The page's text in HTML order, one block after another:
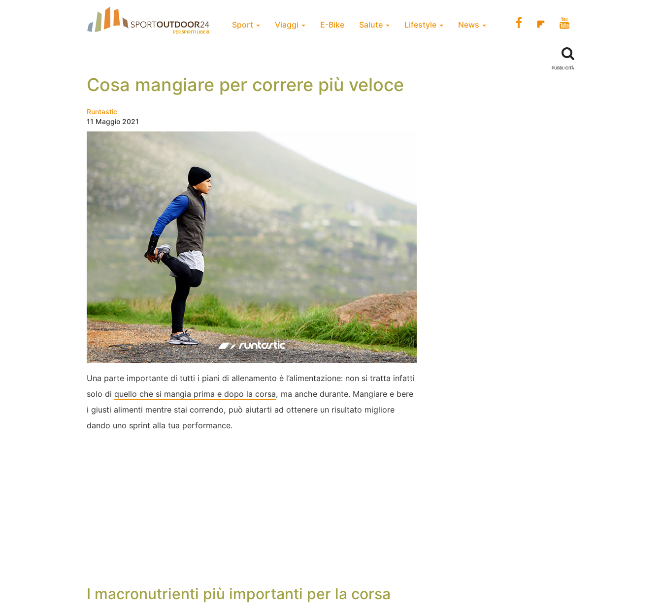
Sport Viaggi E-Bike Salute Lifestyle News
Cosa mangiare per correre più veloce
Runtastic
11 Maggio 2021
Una parte importante di tutti i piani di allenamento è l’alimentazione: non si tratta infatti
solo di quello che si mangia prima e dopo la corsa, ma anche durante. Mangiare e bere
i giusti alimenti mentre stai correndo, può aiutarti ad ottenere un risultato migliore
dando uno sprint alla tua performance.
I macronutrienti più importanti per la corsa
PUBBLICITÀ